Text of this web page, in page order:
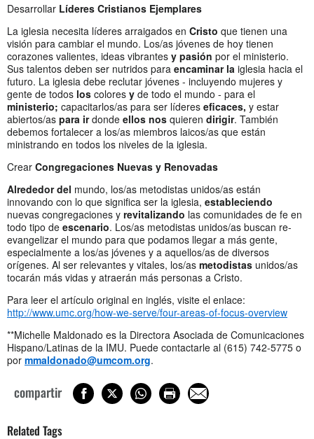
Desarrollar Líderes Cristianos Ejemplares
La iglesia necesita líderes arraigados en Cristo que tienen una
visión para cambiar el mundo. Los/as jóvenes de hoy tienen
corazones valientes, ideas vibrantes y pasión por el ministerio.
Sus talentos deben ser nutridos para encaminar la iglesia hacia el
futuro. La iglesia debe reclutar jóvenes - incluyendo mujeres y
gente de todos los colores y de todo el mundo - para el
ministerio; capacitarlos/as para ser líderes eficaces, y estar
abiertos/as para irdonde ellos nos quieren dirigir. También
debemos fortalecer a los/as miembros laicos/as que están
ministrando en todos los niveles de la iglesia.
Crear Congregaciones Nuevas y Renovadas
Alrededor del mundo, los/as metodistas unidos/as están
innovando con lo que significa ser la iglesia, estableciendo
nuevas congregaciones y revitalizando las comunidades de fe en
todo tipo de escenario. Los/as metodistas unidos/as buscan re-
evangelizar el mundo para que podamos llegar a más gente,
especialmente a los/as jóvenes y a aquellos/as de diversos
orígenes. Al ser relevantes y vitales, los/as metodistas unidos/as
tocarán más vidas y atraerán más personas a Cristo.
Para leer el artículo original en inglés, visite el enlace:
http://www.umc.org/how-we-serve/four-areas-of-focus-overview
**Michelle Maldonado es la Directora Asociada de Comunicaciones
Hispano/Latinas de la IMU. Puede contactarle al (615) 742-5775 o
por mmaldonado@umcom.org.
compartir
Related Tags